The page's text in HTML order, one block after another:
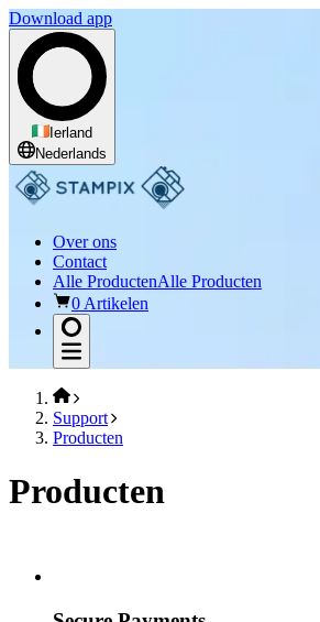
Download app
Ierland
Nederlands
Over ons
Contact
Alle ProductenAlle Producten
0 Artikelen
Support
Producten
Producten